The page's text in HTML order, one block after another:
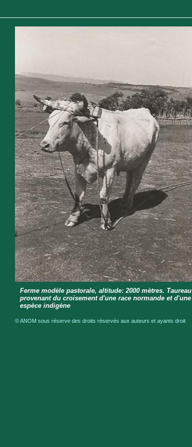
Ferme modèle pastorale, altitude: 2000 mètres. Taureau
provenant du croisement d'une race normande et d'une
espèce indigène
© ANOM sous réserve des droits réservés aux auteurs et ayants droit